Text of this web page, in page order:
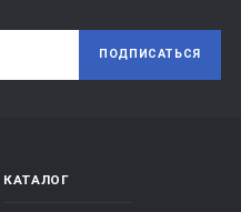
ПОДПИСАТЬСЯ
КАТАЛОГ